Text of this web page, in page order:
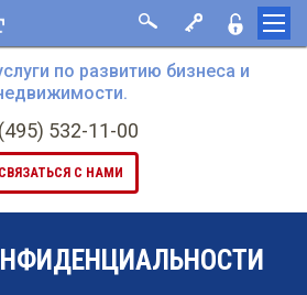
по развитию бизнеса и
532-11-00
СВЯЗАТЬСЯ С НАМИ